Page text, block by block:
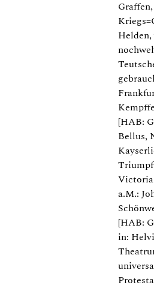
Graffen,
[HAB:
Bellus,
a.M.:
[HAB:
in: